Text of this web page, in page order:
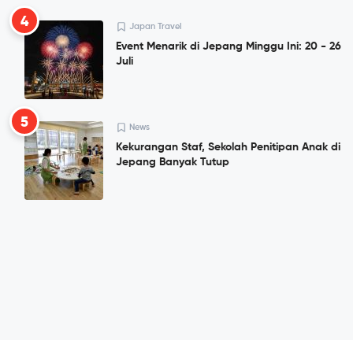
4 Japan Travel
Event Menarik di Jepang Minggu Ini: 20 - 26
Juli
5 News
Kekurangan Staf, Sekolah Penitipan Anak di
Jepang Banyak Tutup